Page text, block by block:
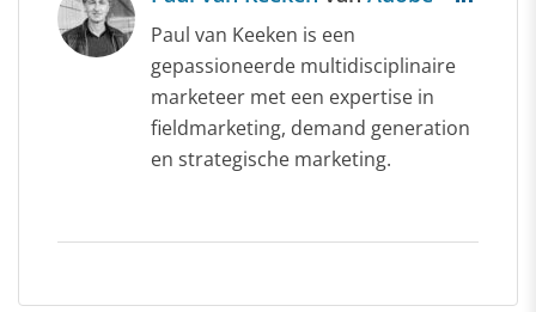
Paul van Keeken is een
gepassioneerde multidisciplinaire
marketeer met een expertise in
fieldmarketing, demand generation
en strategische marketing.